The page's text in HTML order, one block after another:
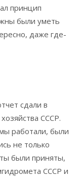
принцип
были уметь
даже где-
сдали в
СССР.
работали, были
не только
были приняты,
СССР и